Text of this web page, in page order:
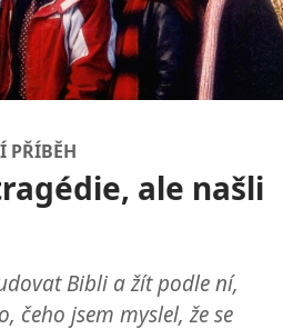
PŘÍBĚH
ale našli
Bibli a žít podle ní,
čeho jsem myslel, že se